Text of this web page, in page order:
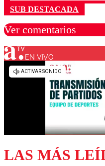
SUB DESTACADA
Ver comentarios
Los comentarios son
EN VIVO
LAS MÁS